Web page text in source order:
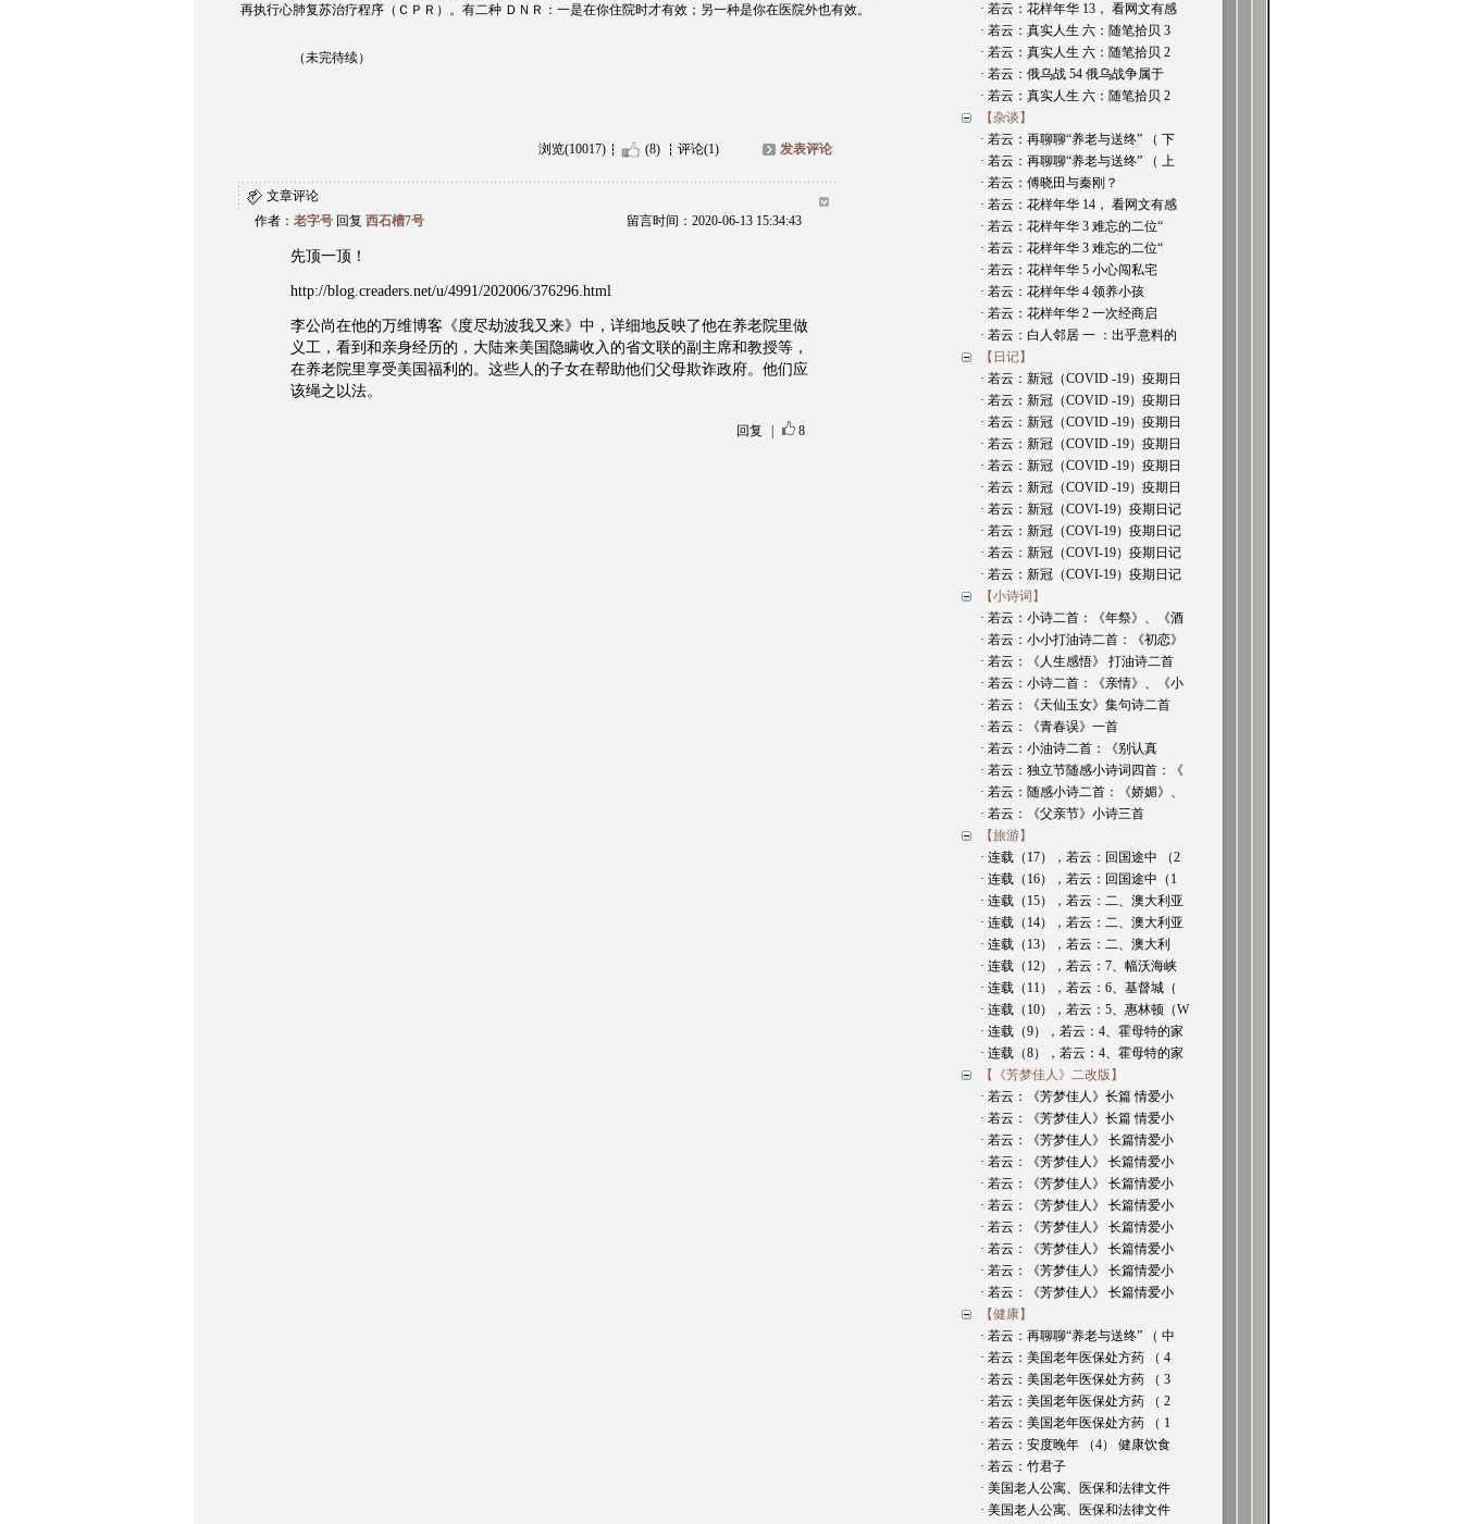
再执行心肺复苏治疗程序（ＣＰＲ）。有二种 ＤＮＲ：一是在你住院时才有效；另一种是你在医院外也有效。
（未完待续）
浏览(10017) (8) 评论(1) 发表评论
文章评论
作者： 老字号回复 西石槽7号 留言时间：2020-06-13 15:34:43
先顶一顶！
http://blog.creaders.net/u/4991/202006/376296.html
李公尚在他的万维博客《度尽劫波我又来》中，详细地反映了他在养老院里做
义工，看到和亲身经历的，大陆来美国隐瞒收入的省文联的副主席和教授等，
在养老院里享受美国福利的。这些人的子女在帮助他们父母欺诈政府。他们应
该绳之以法。
回复 8
· 若云：花样年华 13， 看网文有感
· 若云：真实人生 六：随笔拾贝 3
· 若云：真实人生 六：随笔拾贝 2
· 若云：俄乌战 54 俄乌战争属于
· 若云：真实人生 六：随笔拾贝 2
【杂谈】
· 若云：再聊聊“养老与送终” （ 下
· 若云：再聊聊“养老与送终” （ 上
· 若云：傅晓田与秦刚？
· 若云：花样年华 14， 看网文有感
· 若云：花样年华 3 难忘的二位“
· 若云：花样年华 3 难忘的二位“
· 若云：花样年华 5 小心闯私宅
· 若云：花样年华 4 领养小孩
· 若云：花样年华 2 一次经商启
· 若云：白人邻居 一 ：出乎意料的
【日记】
· 若云：新冠（COVID -19）疫期日
· 若云：新冠（COVID -19）疫期日
· 若云：新冠（COVID -19）疫期日
· 若云：新冠（COVID -19）疫期日
· 若云：新冠（COVID -19）疫期日
· 若云：新冠（COVID -19）疫期日
· 若云：新冠（COVI-19）疫期日记
· 若云：新冠（COVI-19）疫期日记
· 若云：新冠（COVI-19）疫期日记
· 若云：新冠（COVI-19）疫期日记
【小诗词】
· 若云：小诗二首：《年祭》、《酒
· 若云：小小打油诗二首：《初恋》
· 若云：《人生感悟》 打油诗二首
· 若云：小诗二首：《亲情》、《小
· 若云：《天仙玉女》集句诗二首
· 若云：《青春误》一首
· 若云：小油诗二首：《别认真
· 若云：独立节随感小诗词四首：《
· 若云：随感小诗二首：《娇媚》、
· 若云：《父亲节》小诗三首
【旅游】
· 连载（17），若云：回国途中 （2
· 连载（16），若云：回国途中（1
· 连载（15），若云：二、澳大利亚
· 连载（14），若云：二、澳大利亚
· 连载（13），若云：二、澳大利
· 连载（12），若云：7、幅沃海峡
· 连载（11），若云：6、基督城（
· 连载（10），若云：5、惠林顿（W
· 连载（9），若云：4、霍母特的家
· 连载（8），若云：4、霍母特的家
【《芳梦佳人》二改版】
· 若云：《芳梦佳人》长篇 情爱小
· 若云：《芳梦佳人》长篇 情爱小
· 若云：《芳梦佳人》 长篇情爱小
· 若云：《芳梦佳人》 长篇情爱小
· 若云：《芳梦佳人》 长篇情爱小
· 若云：《芳梦佳人》 长篇情爱小
· 若云：《芳梦佳人》 长篇情爱小
· 若云：《芳梦佳人》 长篇情爱小
· 若云：《芳梦佳人》 长篇情爱小
· 若云：《芳梦佳人》 长篇情爱小
【健康】
· 若云：再聊聊“养老与送终” （ 中
· 若云：美国老年医保处方药 （ 4
· 若云：美国老年医保处方药 （ 3
· 若云：美国老年医保处方药 （ 2
· 若云：美国老年医保处方药 （ 1
· 若云：安度晚年 （4） 健康饮食
· 若云：竹君子
· 美国老人公寓、医保和法律文件
· 美国老人公寓、医保和法律文件